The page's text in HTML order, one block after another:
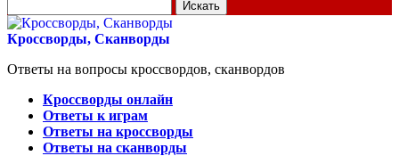
для:
Кроссворды, Сканворды
Ответы на вопросы кроссвордов, сканвордов
Кроссворды онлайн
Ответы к играм
Ответы на кроссворды
Ответы на сканворды